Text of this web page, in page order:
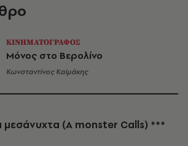
ΚΙΝΗΜΑΤΟΓΡΑΦΟΣ
Μόνος στο Βερολίνο
Κωνσταντίνος Καϊμάκης
μεσάνυχτα (A monster Calls) ***